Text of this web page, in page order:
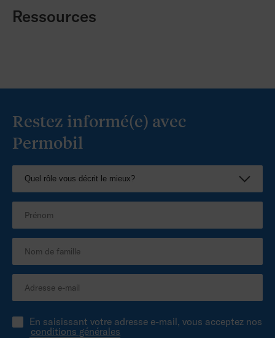
silencieux et une protection de l'écrou de
Ressources
Restez informé(e) avec
Permobil
En saisissant votre adresse e-mail, vous acceptez nos
conditions générales